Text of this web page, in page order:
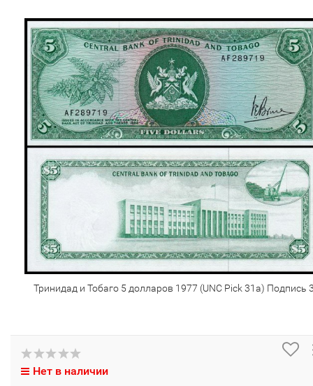
Тринидад и Тобаго 5 долларов 1977 (UNC Pick 31a) Подпись
Нет в наличии